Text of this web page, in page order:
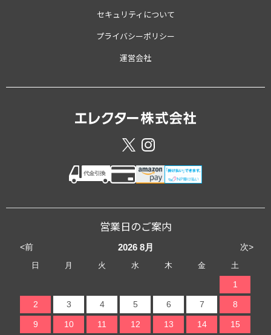
セキュリティについて
プライバシーポリシー
運営会社
営業日のご案内
<前 次>
2026 8月
日 月 火 水 木 金 土
1
2 3 4 5 6 7 8
9 10 11 12 13 14 15